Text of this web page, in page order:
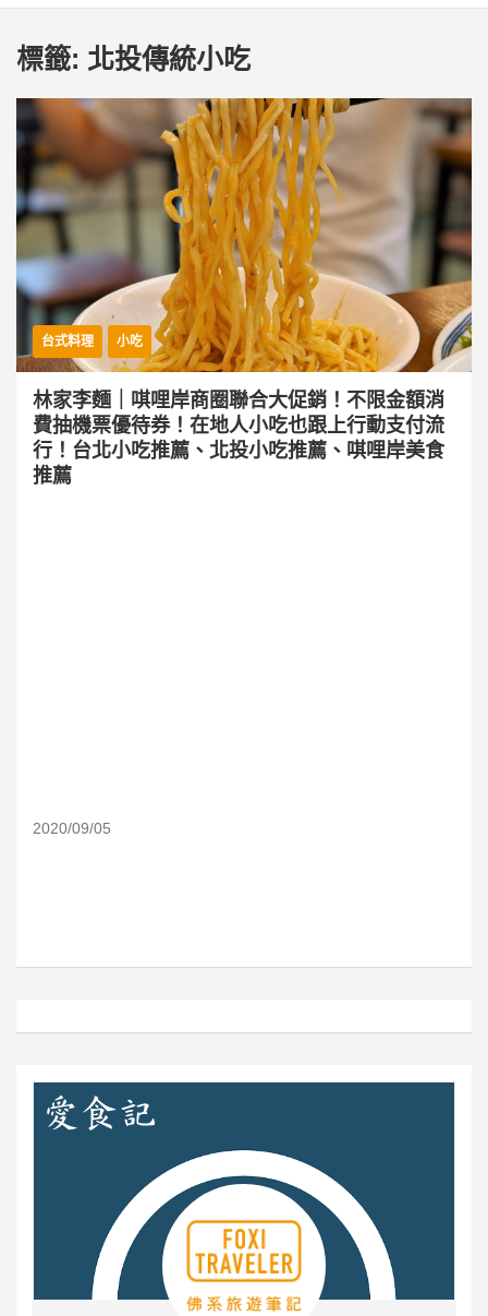
標籤: 北投傳統小吃
台式料理 小吃
林家李麵｜唭哩岸商圈聯合大促銷！不限金額消
費抽機票優待券！在地人小吃也跟上行動支付流
行！台北小吃推薦、北投小吃推薦、唭哩岸美食
推薦
2020/09/05